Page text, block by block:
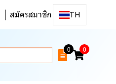
สมัครสมาชิก TH
0 0